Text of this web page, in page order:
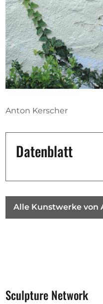
Ausschreibungen
Mitglied werden
Künstler:innen
Spenden
Partners
Help
Anton Kerscher
Datenblatt
Alle Kunstwerke von
Sculpture Network